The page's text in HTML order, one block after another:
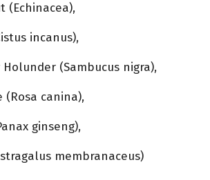
(Echinacea),
incanus),
Holunder (Sambucus nigra),
(Rosa canina),
ginseng),
membranaceus)